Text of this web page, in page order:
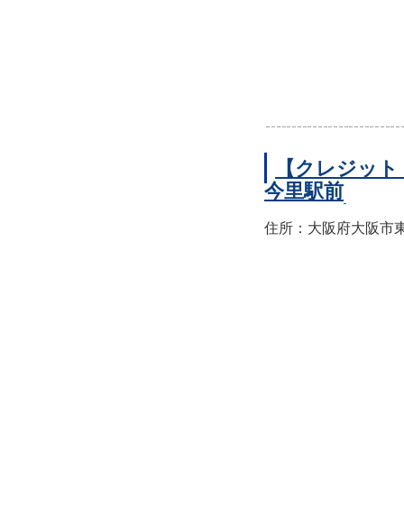
【クレジッ
今里駅前
住所：大阪府大阪市